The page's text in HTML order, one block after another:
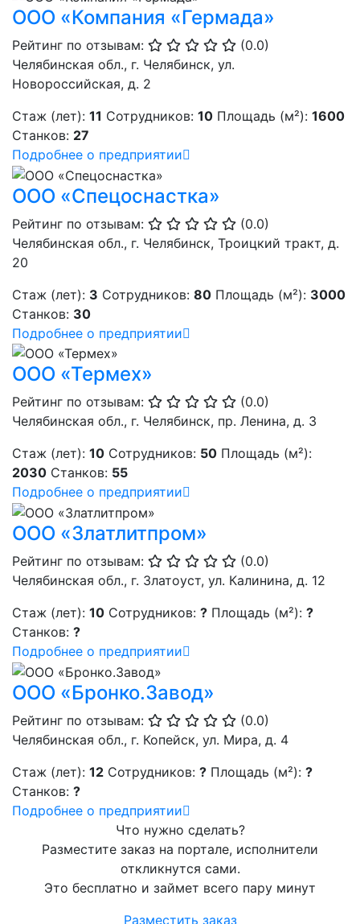
ООО «Компания «Гермада»
Рейтинг по отзывам:
(0.0)
Челябинская обл., г. Челябинск, ул.
Новороссийская, д. 2
Стаж (лет): 11 Сотрудников: 10 Площадь (м²): 1600
Станков: 27
Подробнее о предприятии
ООО «Спецоснастка»
Рейтинг по отзывам:
(0.0)
Челябинская обл., г. Челябинск, Троицкий тракт, д.
20
Стаж (лет): 3 Сотрудников: 80 Площадь (м²): 3000
Станков: 30
Подробнее о предприятии
ООО «Термех»
Рейтинг по отзывам:
(0.0)
Челябинская обл., г. Челябинск, пр. Ленина, д. 3
Стаж (лет): 10 Сотрудников: 50 Площадь (м²):
2030 Станков: 55
Подробнее о предприятии
ООО «Златлитпром»
Рейтинг по отзывам:
(0.0)
Челябинская обл., г. Златоуст, ул. Калинина, д. 12
Стаж (лет): 10 Сотрудников: ? Площадь (м²): ?
Станков: ?
Подробнее о предприятии
ООО «Бронко.Завод»
Рейтинг по отзывам:
(0.0)
Челябинская обл., г. Копейск, ул. Мира, д. 4
Стаж (лет): 12 Сотрудников: ? Площадь (м²): ?
Станков: ?
Подробнее о предприятии
Что нужно сделать?
Разместите заказ на портале, исполнители
откликнутся сами.
Это бесплатно и займет всего пару минут
Разместить заказ